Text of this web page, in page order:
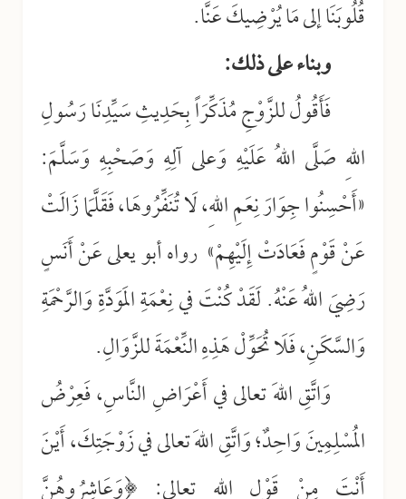
قُلُوبَنَا إلى مَا يُرْضِيكَ عَنَّا.
وبناء على ذلك:
فَأَقُولُ للزَّوْجِ مُذَكِّرَاً بِحَدِيثِ سَيِّدِنَا رَسُولِ
اللهِ صَلَّى اللهُ عَلَيْهِ وَعلى آلِهِ وَصَحْبِهِ وَسَلَّمَ:
«أَحْسِنُوا جِوَارَ نِعَمِ اللهِ، لَا تُنَفِّرُوهَا، فَقَلَّمَا زَالَتْ
عَنْ قَوْمٍ فَعَادَتْ إِلَيْهِمْ» رواه أبو يعلى عَنْ أَنَسٍ
رَضِيَ اللهُ عَنْهُ. لَقَدْ كُنْتَ في نِعْمَةِ المَوَدَّةِ وَالرَّحْمَةِ
وَالسَّكَنِ، فَلَا تُحَوِّلْ هَذِهِ النِّعْمَةَ للزَّوَالِ.
وَاتَّقِ اللهَ تعالى في أَعْرَاضِ النَّاسِ، فَعِرْضُ
المُسْلِمِينَ وَاحِدٌ؛ وَاتَّقِ اللهَ تعالى في زَوْجَتِكَ، أَيْنَ